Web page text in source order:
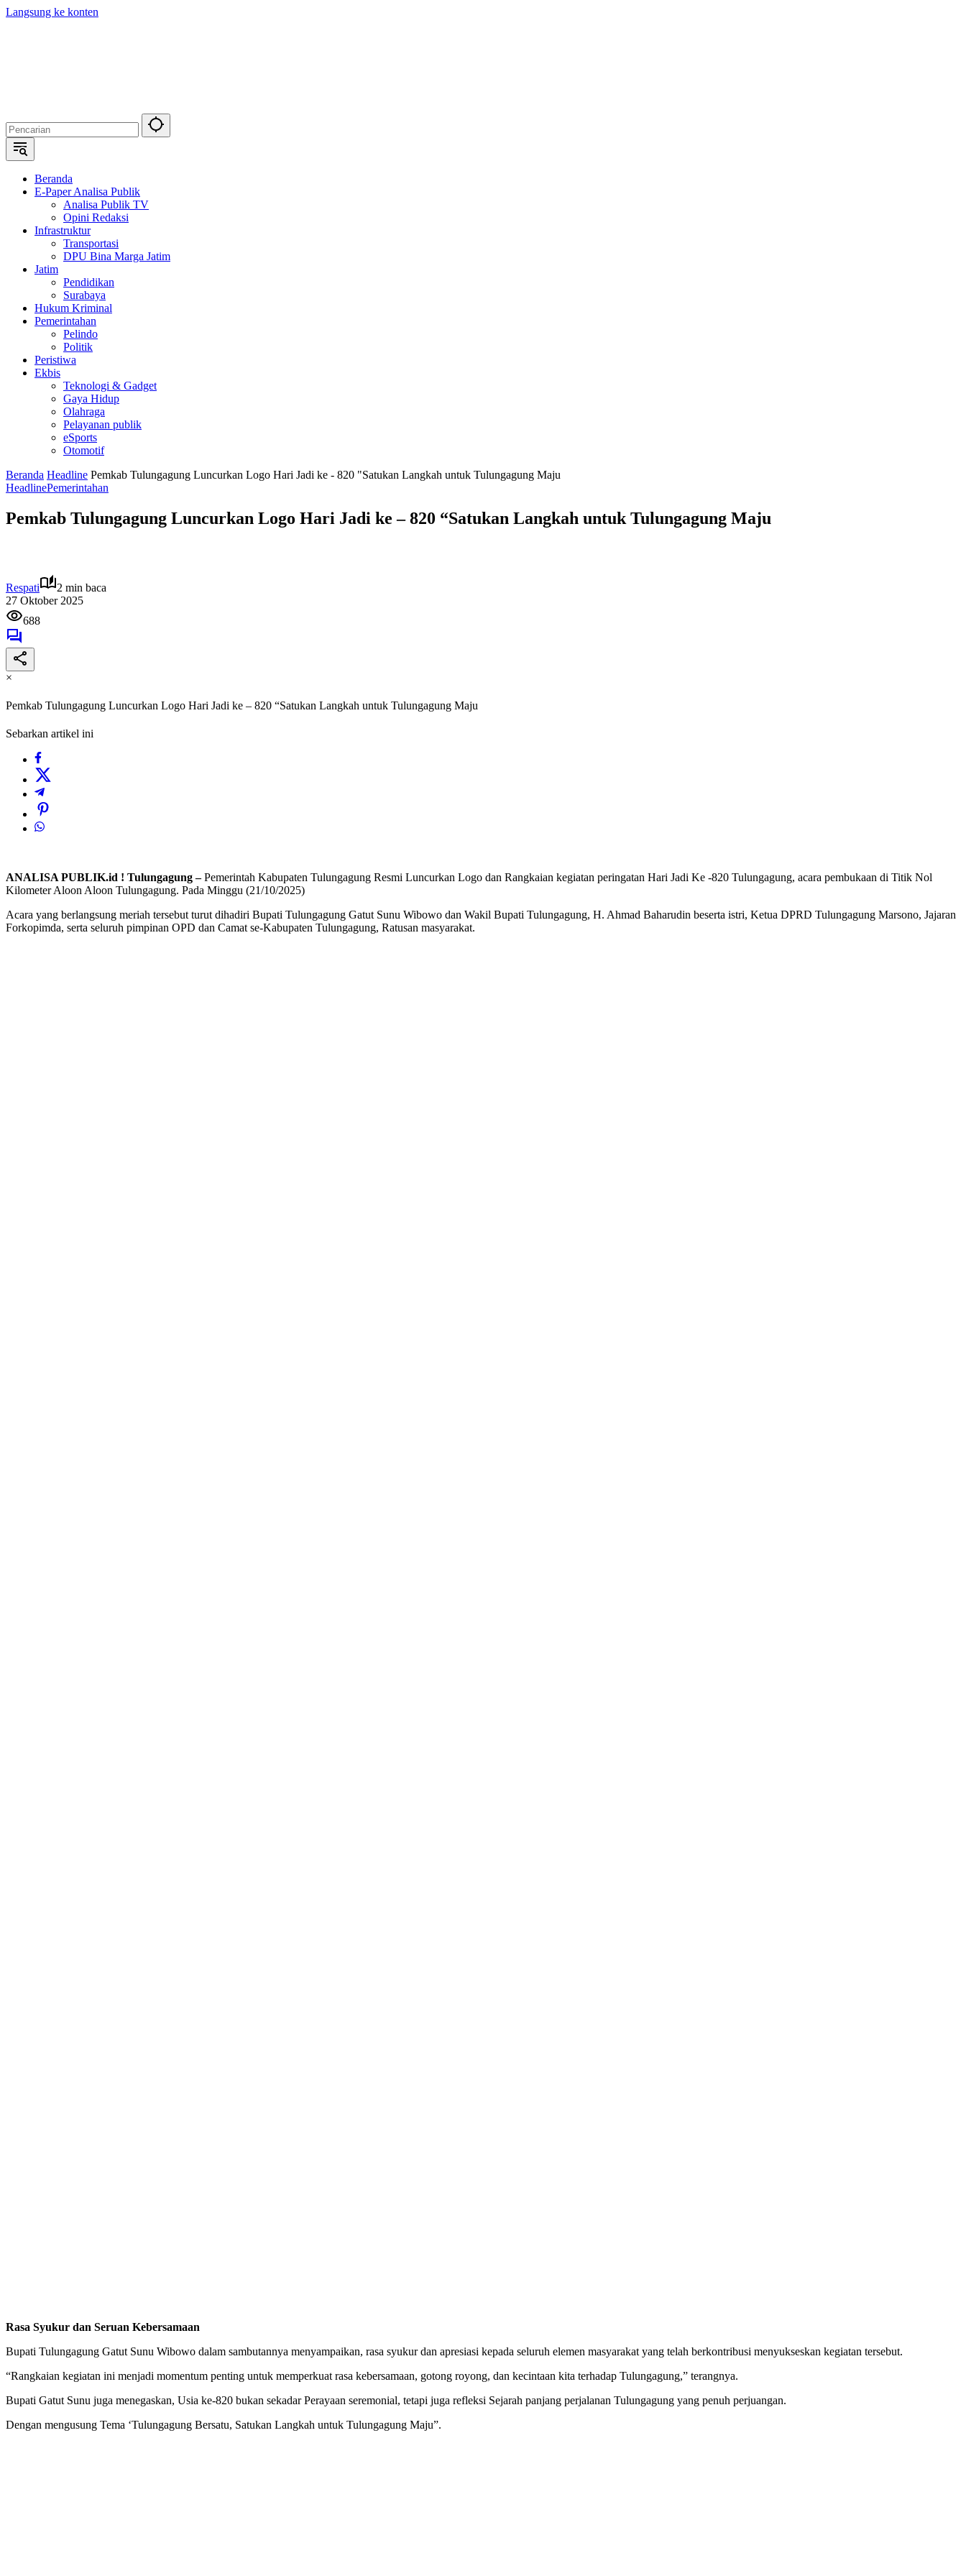
Langsung ke konten
Beranda
E-Paper Analisa Publik
Analisa Publik TV
Opini Redaksi
Infrastruktur
Transportasi
DPU Bina Marga Jatim
Jatim
Pendidikan
Surabaya
Hukum Kriminal
Pemerintahan
Pelindo
Politik
Peristiwa
Ekbis
Teknologi & Gadget
Gaya Hidup
Olahraga
Pelayanan publik
eSports
Otomotif
Beranda Headline Pemkab Tulungagung Luncurkan Logo Hari Jadi ke - 820 "Satukan Langkah untuk Tulungagung Maju
HeadlinePemerintahan
Pemkab Tulungagung Luncurkan Logo Hari Jadi ke – 820 “Satukan Langkah untuk Tulungagung Maju
Respati
2 min baca
27 Oktober 2025
688
×
Pemkab Tulungagung Luncurkan Logo Hari Jadi ke – 820 “Satukan Langkah untuk Tulungagung Maju
Sebarkan artikel ini
ANALISA PUBLIK.id ! Tulungagung –Pemerintah Kabupaten Tulungagung Resmi Luncurkan Logo dan Rangkaian kegiatan peringatan Hari Jadi Ke -820 Tulungagung, acara pembukaan di Titik Nol
Kilometer Aloon Aloon Tulungagung. Pada Minggu (21/10/2025)
Acara yang berlangsung meriah tersebut turut dihadiri Bupati Tulungagung Gatut Sunu Wibowo dan Wakil Bupati Tulungagung, H. Ahmad Baharudin beserta istri, Ketua DPRD Tulungagung Marsono, Jajaran
Forkopimda, serta seluruh pimpinan OPD dan Camat se-Kabupaten Tulungagung, Ratusan masyarakat.
Rasa Syukur dan Seruan Kebersamaan
Bupati Tulungagung Gatut Sunu Wibowo dalam sambutannya menyampaikan, rasa syukur dan apresiasi kepada seluruh elemen masyarakat yang telah berkontribusi menyukseskan kegiatan tersebut.
“Rangkaian kegiatan ini menjadi momentum penting untuk memperkuat rasa kebersamaan, gotong royong, dan kecintaan kita terhadap Tulungagung,” terangnya.
Bupati Gatut Sunu juga menegaskan, Usia ke-820 bukan sekadar Perayaan seremonial, tetapi juga refleksi Sejarah panjang perjalanan Tulungagung yang penuh perjuangan.
Dengan mengusung Tema ‘Tulungagung Bersatu, Satukan Langkah untuk Tulungagung Maju”.